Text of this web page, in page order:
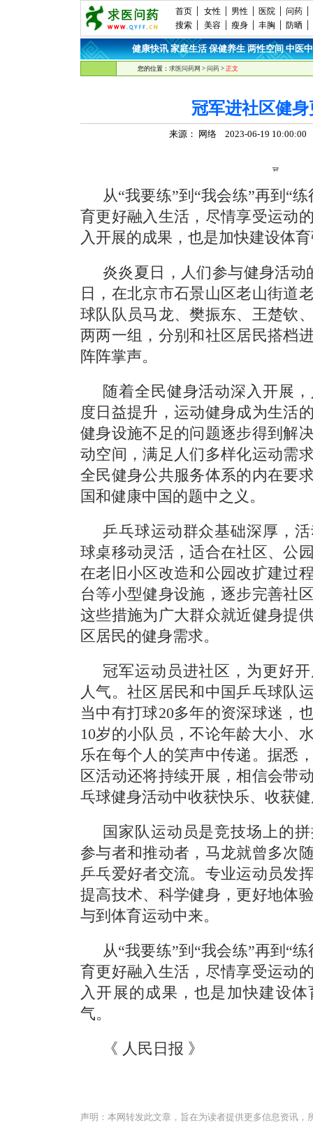
首页 女性 男性 医院
问药
搜索
美容 瘦身 丰胸 防晒
健康快讯·家庭生活·保健养生·两性空间·中医
您的位置： 求医问药网 > 问药 > 正文
冠军进社区健
来源： 网络 2023-06-19
从“我要练”到“我会练”再到“
育更好融入生活，尽情享受运动
入开展的成果，也是加快建设体
炎炎夏日，人们参与健身活动
日，在北京市石景山区老山街道
球队队员马龙、樊振东、王楚钦
两两一组，分别和社区居民搭档
阵阵掌声。
随着全民健身活动深入开展
度日益提升，运动健身成为生活
健身设施不足的问题逐步得到解
动空间，满足人们多样化运动需
全民健身公共服务体系的内在要
国和健康中国的题中之义。
乒乓球运动群众基础深厚，
球桌移动灵活，适合在社区、公
在老旧小区改造和公园改扩建过
台等小型健身设施，逐步完善社
这些措施为广大群众就近健身提
区居民的健身需求。
冠军运动员进社区，为更好
人气。社区居民和中国乒乓球队
当中有打球20多年的资深球迷，
10岁的小队员，不论年龄大小、
乐在每个人的笑声中传递。据悉
区活动还将持续开展，相信会带
乓球健身活动中收获快乐、收获
国家队运动员是竞技场上的
参与者和推动者，马龙就曾多次
乒乓爱好者交流。专业运动员发
提高技术、科学健身，更好地体
与到体育运动中来。
从“我要练”到“我会练”再到“
育更好融入生活，尽情享受运动
入开展的成果，也是加快建设
气。
《 人民日报 》
声明：本网转发此文章，旨在为读者提供更多信息资讯，